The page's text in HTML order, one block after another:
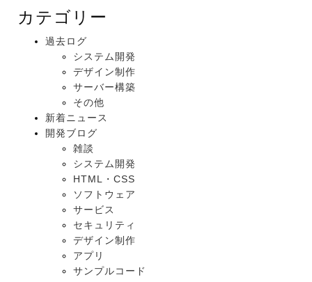
カテゴリー
過去ログ
システム開発
デザイン制作
サーバー構築
その他
新着ニュース
開発ブログ
雑談
システム開発
HTML・CSS
ソフトウェア
サービス
セキュリティ
デザイン制作
アプリ
サンプルコード